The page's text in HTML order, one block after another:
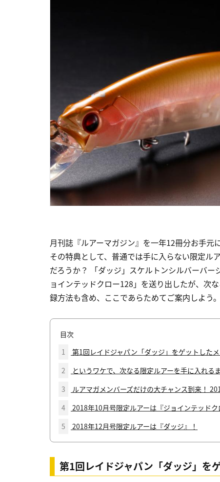
月刊誌『ルアーマガジン』を一年12冊分お手元
その特典として、普通では手に入らない限定ル
だろうか？ 「ダッジ」スケルトンシルバーバ
ョインテッドクロー128」を送り出したが、次
録方法も含め、ここであらためてご案内しよう。
目次
1
第1回レイドジャパン「ダッジ」をゲットした
2
というワケで、次なる限定ルアーを手に入れる
3
ルアマガメンバーズだけの大チャンス到来！
4
2018年10月号限定ルアーは『ジョインテッドク
5
2018年12月号限定ルアーは『ダッジ』！
第1回レイドジャパン「ダッジ」を